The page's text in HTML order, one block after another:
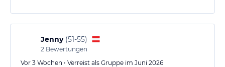
Jenny (51-55)
2 Bewertungen
Vor 3 Wochen • Verreist als Gruppe im Juni 2026